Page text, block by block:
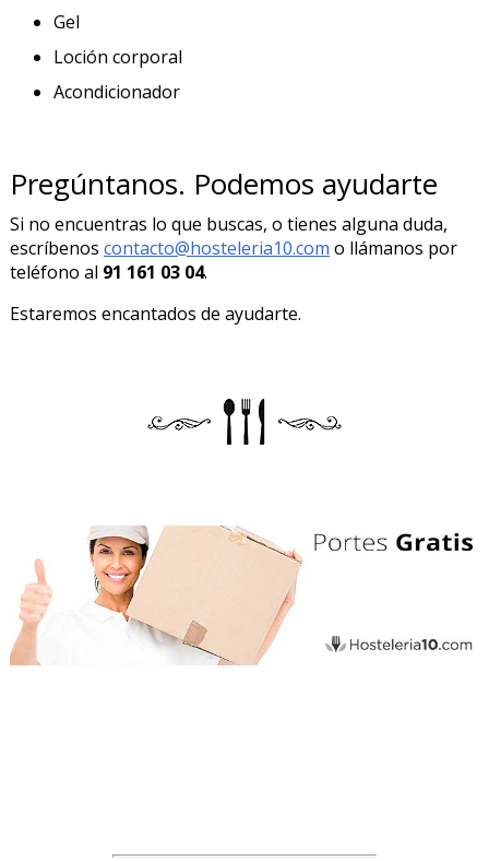
Gel
Loción corporal
Acondicionador
Pregúntanos. Podemos ayudarte
Si no encuentras lo que buscas, o tienes alguna duda,
escríbenos contacto@hosteleria10.com o llámanos por
teléfono al 91 161 03 04.
Estaremos encantados de ayudarte.